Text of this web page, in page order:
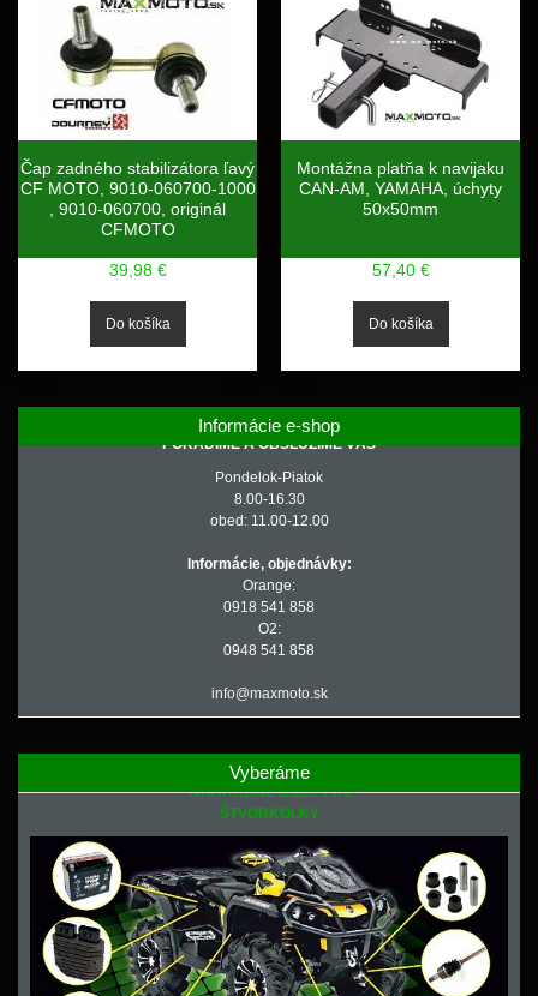
Čap zadného stabilizátora ľavý
CF MOTO, 9010-060700-1000
, 9010-060700, originál
CFMOTO
39,98 €
Montážna platňa k navijaku
CAN-AM, YAMAHA, úchyty
50x50mm
57,40 €
Informácie e-shop
PORADÍME A OBSLÚŽIME VÁS
Pondelok-Piatok
8.00-16.30
obed: 11.00-12.00
Informácie, objednávky:
Orange:
0918 541 858
O2:
0948 541 858
info@maxmoto.sk
Vyberáme
NÁHRADNÉ DIELY PRE
ŠTVORKOLKY